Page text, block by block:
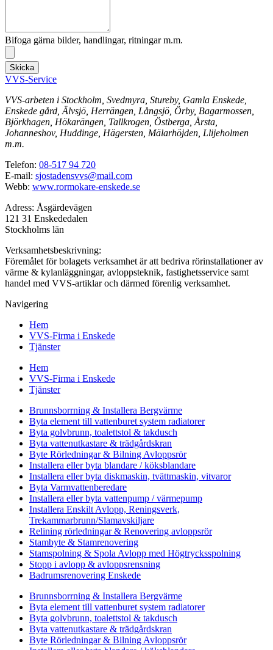
Bifoga gärna bilder, handlingar, ritningar m.m.
Skicka
VVS-Service
VVS-arbeten i Stockholm, Svedmyra, Stureby, Gamla Enskede,
Enskede gård, Älvsjö, Herrängen, Långsjö, Örby, Bagarmossen,
Björkhagen, Hökarängen, Tallkrogen, Östberga, Årsta,
Johanneshov, Huddinge, Hägersten, Mälarhöjden, Llijeholmen
m.m.
Telefon: 08-517 94 720
E-mail: sjostadensvvs@mail.com
Webb: www.rormokare-enskede.se
Adress: Åsgärdevägen
121 31 Enskededalen
Stockholms län
Verksamhetsbeskrivning:
Föremålet för bolagets verksamhet är att bedriva rörinstallationer av
värme & kylanläggningar, avloppsteknik, fastighetsservice samt
handel med VVS-artiklar och därmed förenlig verksamhet.
Navigering
Hem
VVS-Firma i Enskede
Tjänster
Hem
VVS-Firma i Enskede
Tjänster
Brunnsborrning & Installera Bergvärme
Byta element till vattenburet system radiatorer
Byta golvbrunn, toalettstol & takdusch
Byta vattenutkastare & trädgårdskran
Byte Rörledningar & Bilning Avloppsrör
Installera eller byta blandare / köksblandare
Installera eller byta diskmaskin, tvättmaskin, vitvaror
Byta Varmvattenberedare
Installera eller byta vattenpump / värmepump
Installera Enskilt Avlopp, Reningsverk,
Trekammarbrunn/Slamavskiljare
Relining rörledningar & Renovering avloppsrör
Stambyte & Stamrenovering
Stamspolning & Spola Avlopp med Högtrycksspolning
Stopp i avlopp & avloppsrensning
Badrumsrenovering Enskede
Brunnsborrning & Installera Bergvärme
Byta element till vattenburet system radiatorer
Byta golvbrunn, toalettstol & takdusch
Byta vattenutkastare & trädgårdskran
Byte Rörledningar & Bilning Avloppsrör